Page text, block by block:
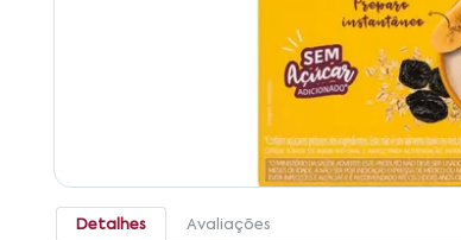
Detalhes Avaliações